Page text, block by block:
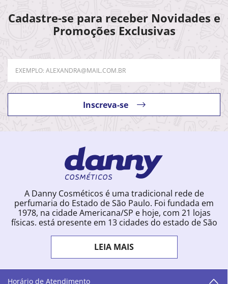
Cadastre-se para receber Novidades e
Promoções Exclusivas
Inscreva-se
A Danny Cosméticos é uma tradicional rede de
perfumaria do Estado de São Paulo. Foi fundada em
1978, na cidade Americana/SP e hoje, com 21 lojas
físicas, está presente em 13 cidades do estado de São
começou a vender para todo o território brasileiro.
Com uma infinidade de marcas e a filosofia de vender
produtos que vão do popular ao luxo, a Danny
Cosméticos mantém parceria com aproximadamente
300 grandes fornecedores e lançamentos diários na
LEIA MAIS
Horário de Atendimento